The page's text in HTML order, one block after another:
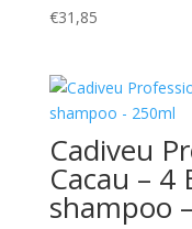
€31,85
Cadiveu
Cacau – 4
shampoo